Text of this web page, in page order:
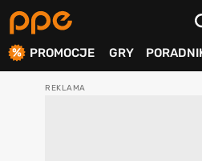
PROMOCJE GRY